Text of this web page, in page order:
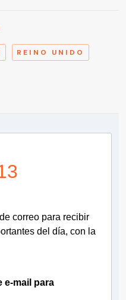
REINO UNIDO
correo para recibir
del día, con la
e-mail para